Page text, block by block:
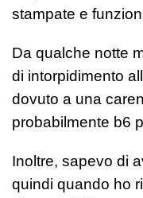
stampate e
Da qualche notte
di intorpidimento
dovuto a una
probabilmente b6
Inoltre, sapevo di
quindi quando ho